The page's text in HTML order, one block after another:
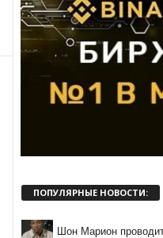
ПОПУЛЯРНЫЕ НОВОСТИ:
Шон Марион проводит